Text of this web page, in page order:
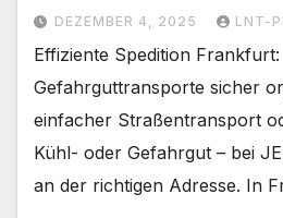
DEZEMBER 4, 2025 LNT-
Effiziente Spedition
Gefahrguttransporte sicher
einfacher Straßentransport
Kühl- oder Gefahrgut – bei
an der richtigen Adresse. In